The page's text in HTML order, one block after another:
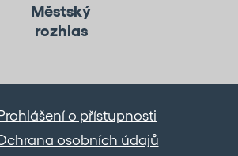
Městský
rozhlas
o přístupnosti
osobních údajů